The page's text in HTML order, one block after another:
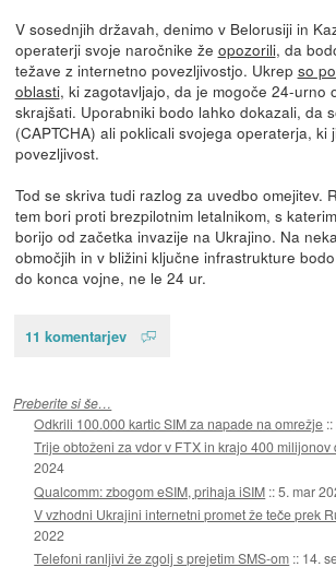
V sosednjih državah, denimo v Belorusiji in
operaterji svoje naročnike že opozorili, da
težave z internetno povezljivostjo. Ukrep so
oblasti, ki zagotavljajo, da je mogoče 24-urno
skrajšati. Uporabniki bodo lahko dokazali, da
(CAPTCHA) ali poklicali svojega operaterja, ki
povezljivost.
Tod se skriva tudi razlog za uvedbo omejitev.
tem bori proti brezpilotnim letalnikom, s
borijo od začetka invazije na Ukrajino. Na
območjih in v bližini ključne infrastrukture
do konca vojne, ne le 24 ur.
11 komentarjev
Preberite si še…
Odkrili 100.000 kartic SIM za napade na omrežje ::
Trije obtoženi za vdor v FTX in krajo 400 milijonov
2024
Qualcomm: zbogom eSIM, prihaja iSIM ::5. mar
V vzhodni Ukrajini internetni promet že teče prek
2022
Telefoni ranljivi že zgolj s prejetim SMS-om :: 14.